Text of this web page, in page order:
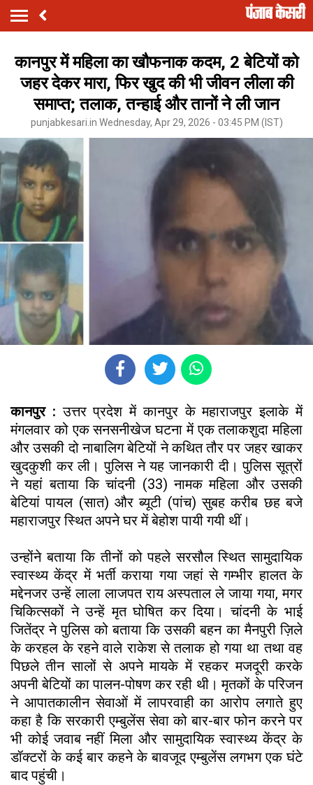
कानपुर में महिला का खौफनाक कदम, 2 बेटियों को
जहर देकर मारा, फिर खुद की भी जीवन लीला की
समाप्त; तलाक, तन्हाई और तानों ने ली जान
punjabkesari.in Wednesday, Apr 29, 2026 - 03:45 PM (IST)
कानपुर :उत्तर प्रदेश में कानपुर के महाराजपुर इलाके में
मंगलवार को एक सनसनीखेज घटना में एक तलाकशुदा महिला
और उसकी दो नाबालिग बेटियों ने कथित तौर पर जहर खाकर
खुदकुशी कर ली। पुलिस ने यह जानकारी दी। पुलिस सूत्रों
ने यहां बताया कि चांदनी (33) नामक महिला और उसकी
बेटियां पायल (सात) और ब्यूटी (पांच) सुबह करीब छह बजे
महाराजपुर स्थित अपने घर में बेहोश पायी गयी थीं।
उन्होंने बताया कि तीनों को पहले सरसौल स्थित सामुदायिक
स्वास्थ्य केंद्र में भर्ती कराया गया जहां से गम्भीर हालत के
मद्देनजर उन्हें लाला लाजपत राय अस्पताल ले जाया गया, मगर
चिकित्सकों ने उन्हें मृत घोषित कर दिया। चांदनी के भाई
जितेंद्र ने पुलिस को बताया कि उसकी बहन का मैनपुरी ज़िले
के करहल के रहने वाले राकेश से तलाक हो गया था तथा वह
पिछले तीन सालों से अपने मायके में रहकर मजदूरी करके
अपनी बेटियों का पालन-पोषण कर रही थी। मृतकों के परिजन
ने आपातकालीन सेवाओं में लापरवाही का आरोप लगाते हुए
कहा है कि सरकारी एम्बुलेंस सेवा को बार-बार फोन करने पर
भी कोई जवाब नहीं मिला और सामुदायिक स्वास्थ्य केंद्र के
डॉक्टरों के कई बार कहने के बावजूद एम्बुलेंस लगभग एक घंटे
बाद पहुंची।